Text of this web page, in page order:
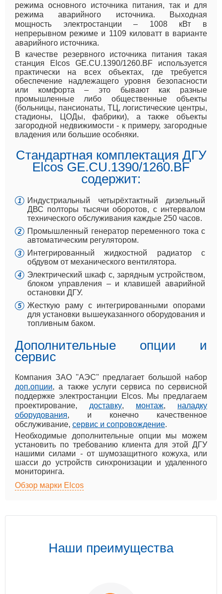
режима основного источника питания, так и для
режима аварийного источника. Выходная
мощность электростанции – 1008 кВт в
непрерывном режиме и 1109 киловатт в варианте
аварийного источника.
В качестве резервного источника питания такая
станция Elcos GE.CU.1390/1260.BF используется
практически на всех объектах, где требуется
обеспечение надлежащего уровня безопасности
или комфорта – это бывают как разные
промышленные либо общественные объекты
(больницы, пансионаты, ТЦ, логистические центры,
стадионы, ЦОДы, фабрики), а также объекты
загородной недвижимости - к примеру, загородные
владения или большие особняки.
Стандартная комплектация ДГУ
Elcos GE.CU.1390/1260.BF
содержит:
Индустриальный четырёхтактный дизельный
ДВС полторы тысячи оборотов, с интервалом
технического обслуживания каждые 250 часов.
Промышленный генератор переменного тока с
автоматическим регулятором.
Интегрированный жидкостной радиатор с
обдувом от механического вентилятора.
Электрический шкаф с, зарядным устройством,
блоком управления – и клавишей аварийной
остановки ДГУ.
Жесткую раму с интегрированными опорами
для установки вышеуказанного оборудования и
топливным баком.
Дополнительные опции и
сервис
Компания ЗАО "АЭС" предлагает большой набор
доп.опции, а также услуги сервиса по сервисной
поддержке электростанции Elcos. Мы предлагаем
проектирование, доставку, монтаж, наладку
оборудования, и конечно качественное
обслуживание, сервис и сопровождение.
Необходимые дополнительные опции мы можем
установить по требованию клиента для этой ДГУ
нашими силами - от шумозащитного кожуха, или
шасси до устройств синхронизации и удаленного
мониторинга.
Обзор марки Elcos
Наши преимущества